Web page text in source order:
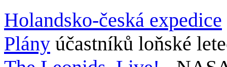
Holandsko-česká expedice
Plány účastníků loňské